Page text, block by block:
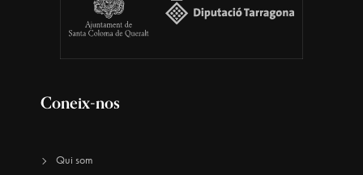
Coneix-nos
Qui som